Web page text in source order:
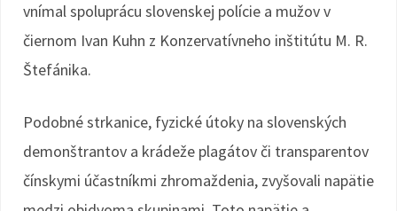
vnímal spoluprácu slovenskej polície a mužov v
čiernom Ivan Kuhn z Konzervatívneho inštitútu M. R.
Štefánika.
Podobné strkanice, fyzické útoky na slovenských
demonštrantov a krádeže plagátov či transparentov
čínskymi účastníkmi zhromaždenia, zvyšovali napätie